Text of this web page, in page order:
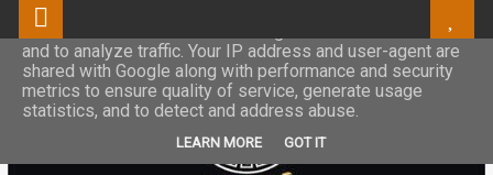
This site uses cookies from Google to deliver its services
and to analyze traffic. Your IP address and user-agent are
shared with Google along with performance and security
metrics to ensure quality of service, generate usage
statistics, and to detect and address abuse.
LEARN MORE GOT IT